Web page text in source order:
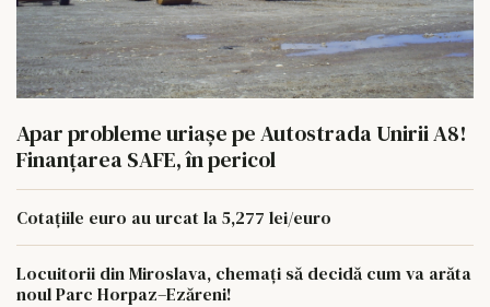
Apar probleme uriașe pe Autostrada Unirii A8!
Finanțarea SAFE, în pericol
Cotațiile euro au urcat la 5,277 lei/euro
Locuitorii din Miroslava, chemați să decidă cum va arăta
noul Parc Horpaz–Ezăreni!